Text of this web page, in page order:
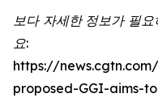
보다 자세한 정보가 필
요:
https://
proposed-GGI-aims-